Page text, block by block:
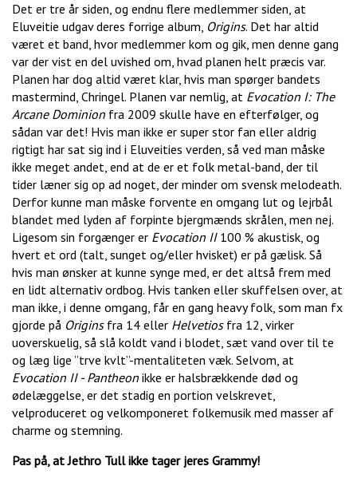
Det er tre år siden, og endnu flere medlemmer siden, at
Eluveitie udgav deres forrige album, Origins. Det har altid
været et band, hvor medlemmer kom og gik, men denne gang
var der vist en del uvished om, hvad planen helt præcis var.
Planen har dog altid været klar, hvis man spørger bandets
mastermind, Chringel. Planen var nemlig, at Evocation I: The
Arcane Dominion fra 2009 skulle have en efterfølger, og
sådan var det! Hvis man ikke er super stor fan eller aldrig
rigtigt har sat sig ind i Eluveities verden, så ved man måske
ikke meget andet, end at de er et folk metal-band, der til
tider læner sig op ad noget, der minder om svensk melodeath.
Derfor kunne man måske forvente en omgang lut og lejrbål
blandet med lyden af forpinte bjergmænds skrålen, men nej.
Ligesom sin forgænger er Evocation II100 % akustisk, og
hvert et ord (talt, sunget og/eller hvisket) er på gælisk. Så
hvis man ønsker at kunne synge med, er det altså frem med
en lidt alternativ ordbog. Hvis tanken eller skuffelsen over, at
man ikke, i denne omgang, får en gang heavy folk, som man fx
gjorde på Originsfra 14 eller Helvetiosfra 12, virker
uoverskuelig, så slå koldt vand i blodet, sæt vand over til te
og læg lige ”trve kvlt”-mentaliteten væk. Selvom, at
Evocation II - Pantheon ikke er halsbrækkende død og
ødelæggelse, er det stadig en portion velskrevet,
velproduceret og velkomponeret folkemusik med masser af
charme og stemning.
Pas på, at Jethro Tull ikke tager jeres Grammy!